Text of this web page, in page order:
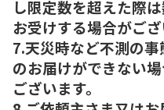
し限定数を超えた際
お受けする場合がござ
7.天災時など不測の
のお届けができない
ございます。